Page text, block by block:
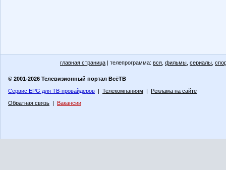
главная страница | телепрограмма: вся фильмы сериалы
© 2001-2026 Телевизионный портал ВсёТВ
Сервис EPG для ТВ-провайдеров | Телекомпаниям | Реклама на сайте
Обратная связь | Вакансии